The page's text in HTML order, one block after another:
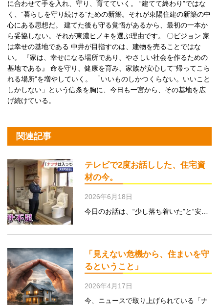
に合わせて手を入れ、守り、育てていく。 “建てて終わり”ではな
く、“暮らしを守り続ける”ための新築。それが東陽住建の新築の中
心にある思想だ。 建てた後も守る覚悟があるから、最初の一本か
ら妥協しない。それが東濃ヒノキを選ぶ理由です。 〇ビジョン 家
は幸せの基地である 中井が目指すのは、建物を売ることではな
い。 『家は、幸せになる場所であり、やさしい社会を作るための
基地である』 命を守り、健康を育み、家族が安心して“帰ってこら
れる場所”を増やしていく。 「いいものしかつくらない。いいこと
しかしない」という信条を胸に、今日も一宮から、その基地を広
げ続けている。
関連記事
テレビで2度お話しした、住宅資
材の今。
2026年6月18日
今日のお話は、“少し落ち着いた”と“安…
「見えない危機から、住まいを守
るということ」
2026年4月17日
今、ニュースで取り上げられている「ナ